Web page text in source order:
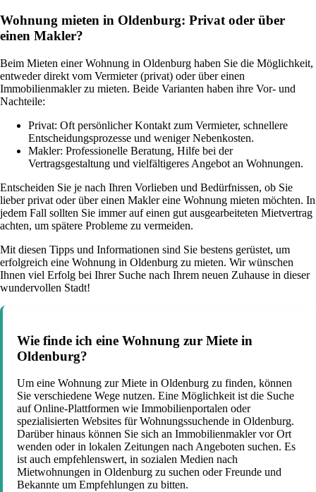
Wohnung mieten in Oldenburg: Privat oder über
einen Makler?
Beim Mieten einer Wohnung in Oldenburg haben Sie die Möglichkeit,
entweder direkt vom Vermieter (privat) oder über einen
Immobilienmakler zu mieten. Beide Varianten haben ihre Vor- und
Nachteile:
Privat: Oft persönlicher Kontakt zum Vermieter, schnellere
Entscheidungsprozesse und weniger Nebenkosten.
Makler: Professionelle Beratung, Hilfe bei der
Vertragsgestaltung und vielfältigeres Angebot an Wohnungen.
Entscheiden Sie je nach Ihren Vorlieben und Bedürfnissen, ob Sie
lieber privat oder über einen Makler eine Wohnung mieten möchten. In
jedem Fall sollten Sie immer auf einen gut ausgearbeiteten Mietvertrag
achten, um spätere Probleme zu vermeiden.
Mit diesen Tipps und Informationen sind Sie bestens gerüstet, um
erfolgreich eine Wohnung in Oldenburg zu mieten. Wir wünschen
Ihnen viel Erfolg bei Ihrer Suche nach Ihrem neuen Zuhause in dieser
wundervollen Stadt!
Wie finde ich eine Wohnung zur Miete in
Oldenburg?
Um eine Wohnung zur Miete in Oldenburg zu finden, können
Sie verschiedene Wege nutzen. Eine Möglichkeit ist die Suche
auf Online-Plattformen wie Immobilienportalen oder
spezialisierten Websites für Wohnungssuchende in Oldenburg.
Darüber hinaus können Sie sich an Immobilienmakler vor Ort
wenden oder in lokalen Zeitungen nach Angeboten suchen. Es
ist auch empfehlenswert, in sozialen Medien nach
Mietwohnungen in Oldenburg zu suchen oder Freunde und
Bekannte um Empfehlungen zu bitten.